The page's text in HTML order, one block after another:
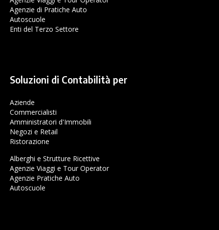
Agenzie di Pratiche Auto
Autoscuole
Enti del Terzo Settore
Soluzioni di Contabilità per
Aziende
Commercialisti
Amministratori d'Immobili
Negozi e Retail
Ristorazione
Alberghi e Strutture Ricettive
Agenzie Viaggi e Tour Operator
Agenzie Pratiche Auto
Autoscuole